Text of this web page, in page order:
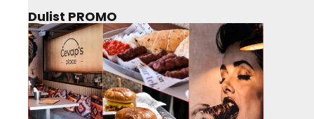
Dulist PROMO